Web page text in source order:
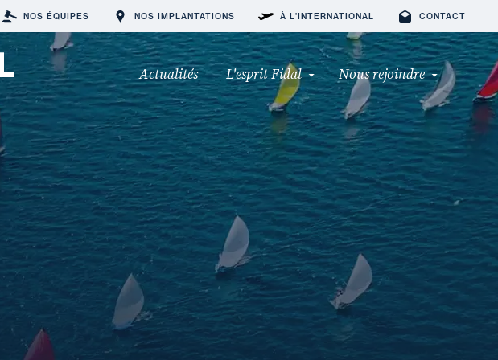
NOS ÉQUIPES NOS IMPLANTATIONS À L'INTERNATIONAL CONTACT
Actualités L'esprit Fidal Nous rejoindre